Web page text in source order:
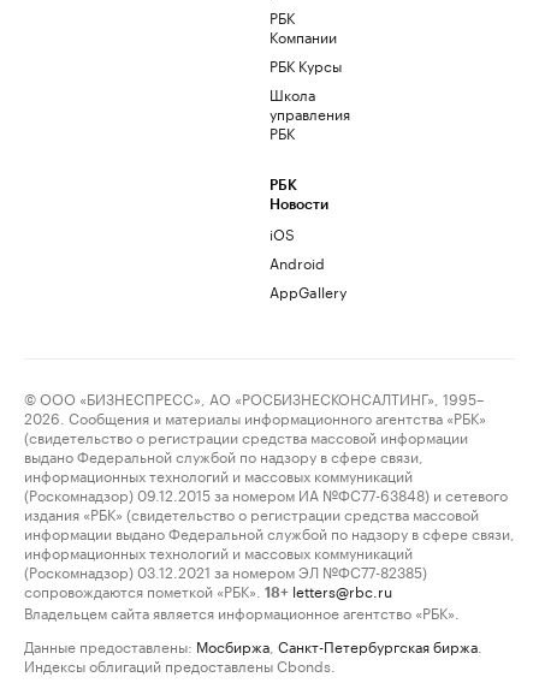
РБК
Компании
РБК Курсы
Школа
управления
РБК
РБК
Новости
iOS
Android
AppGallery
© ООО «БИЗНЕСПРЕСС», АО «РОСБИЗНЕСКОНСАЛТИНГ», 1995–
2026. Сообщения и материалы информационного агентства «РБК»
(свидетельство о регистрации средства массовой информации
выдано Федеральной службой по надзору в сфере связи,
информационных технологий и массовых коммуникаций
(Роскомнадзор) 09.12.2015 за номером ИА №ФС77-63848) и сетевого
издания «РБК» (свидетельство о регистрации средства массовой
информации выдано Федеральной службой по надзору в сфере связи,
информационных технологий и массовых коммуникаций
(Роскомнадзор) 03.12.2021 за номером ЭЛ №ФС77-82385)
сопровождаются пометкой «РБК».
18+ letters@rbc.ru
Владельцем сайта является информационное агентство «РБК».
Данные предоставлены: Мосбиржа Санкт-Петербургская биржа
Индексы облигаций предоставлены Cbonds.